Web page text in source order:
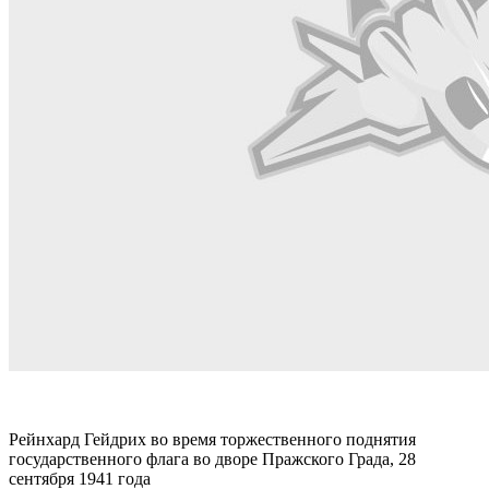
Рейнхард Гейдрих во время торжественного поднятия
государственного флага во дворе Пражского Града, 28
сентября 1941 года